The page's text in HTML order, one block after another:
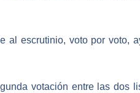
al escrutinio, voto por voto,
votación entre las dos